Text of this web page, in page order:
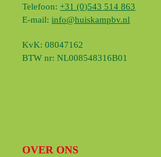
Telefoon:+31 (0)543 514 863
E-mail:info@huiskampbv.nl
KvK: 08047162
BTW nr: NL008548316B01
OVER ONS